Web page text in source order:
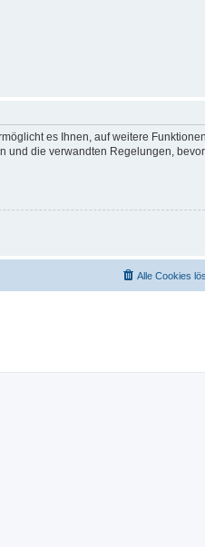
es Ihnen, auf weitere
die verwandten Regelungen,
Alle Cookies